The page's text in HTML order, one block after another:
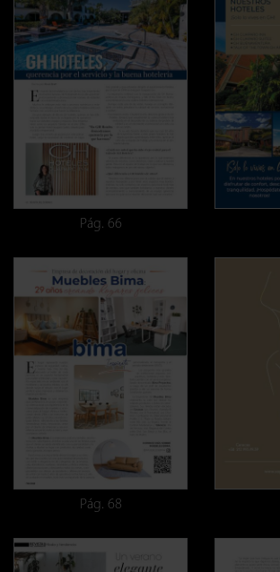
Pág. 66
Pág. 68